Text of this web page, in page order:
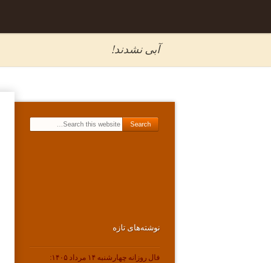
آبی نشدند!
Search for:
نوشته‌های تازه
فال روزانه چهارشنبه ۱۴ مرداد ۱۴۰۵: